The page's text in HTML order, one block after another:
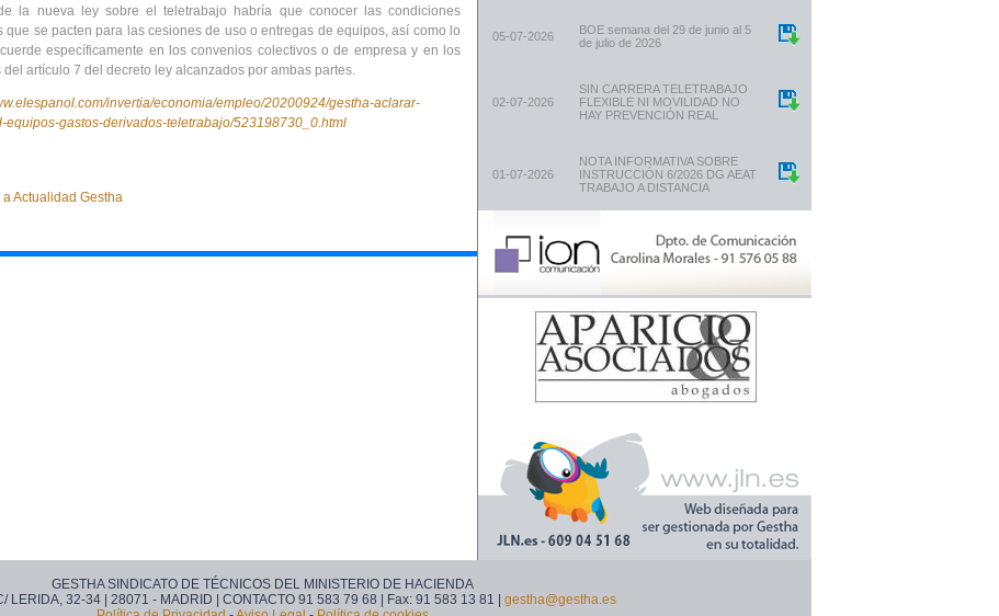
la nueva ley sobre el teletrabajo habría que conocer las condiciones
que se pacten para las cesiones de uso o entregas de equipos, así como lo
específicamente en los convenios colectivos o de empresa y en los
del artículo 7 del decreto ley alcanzados por ambas partes.
invertia/economia/empleo/20200924/gestha-aclarar-
equipos-gastos-derivados-teletrabajo/523198730_0.html
Actualidad Gestha
05-07-2026
BOE semana del 29 de junio al 5
de julio de 2026
02-07-2026
SIN CARRERA TELETRABAJO
FLEXIBLE NI MOVILIDAD NO
HAY PREVENCIÓN REAL
01-07-2026
NOTA INFORMATIVA SOBRE
INSTRUCCIÓN 6/2026 DG AEAT
TRABAJO A DISTANCIA
GESTHA SINDICATO DE TÉCNICOS DEL MINISTERIO DE HACIENDA
LERIDA, 32-34 | 28071 - MADRID | CONTACTO 91 583 79 68 | Fax: 91 583 13 81 | gestha@gestha.es